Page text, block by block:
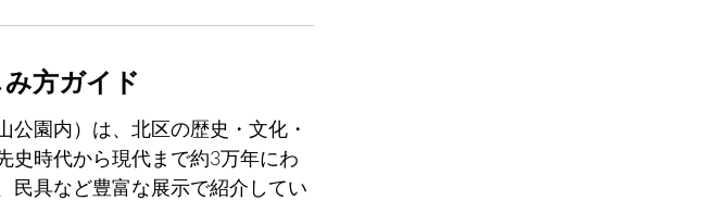
方ガイド
公園内）は、北区の歴史・文化・
史時代から現代まで約3万年にわ
民具など豊富な展示で紹介してい